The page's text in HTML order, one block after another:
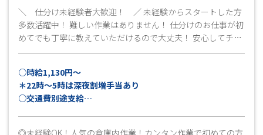
＼ 仕分け未経験者大歓迎！ ／ 未経験からスタートした方
多数活躍中！ 難しい作業はありません！ 仕分けのお仕事が初
めてでも丁寧に教えていただけるので大丈夫！ 安心してチャ
○時給1,130円～
＊22時～5時は深夜割増手当あり
○交通費別途支給
◎未経験OK！人気の倉庫内作業！カンタン作業で初めての方